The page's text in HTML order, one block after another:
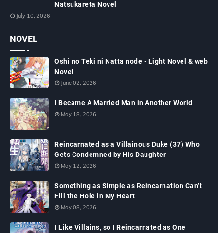
Natsukareta Novel
July 10, 2026
NOVEL
Oshi no Teki ni Natta node - Light Novel & web
Novel
June 02, 2026
I Became A Married Man in Another World
May 18, 2026
Reincarnated as a Villainous Duke (37) Who
Gets Condemned by His Daughter
May 12, 2026
Something as Simple as Reincarnation Can’t
Fill the Hole in My Heart
May 08, 2026
I Like Villains, so I Reincarnated as One